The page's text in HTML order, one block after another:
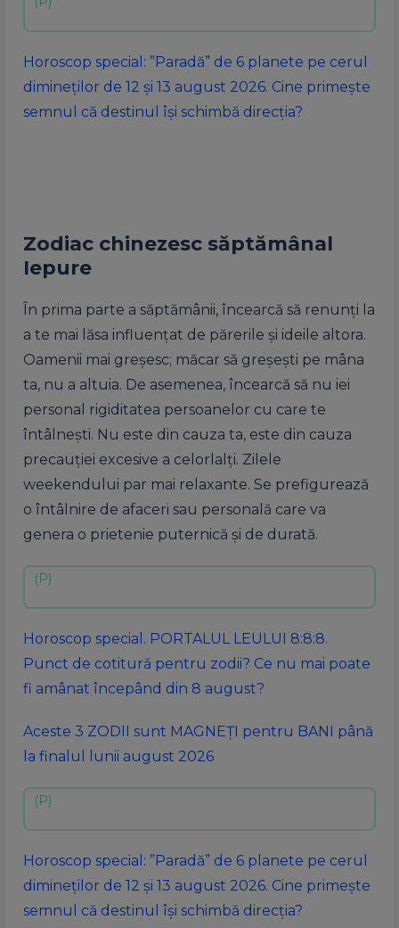
Horoscop special: ”Paradă” de 6 planete pe cerul
dimineților de 12 și 13 august 2026. Cine primește
semnul că destinul își schimbă direcția?
Zodiac chinezesc săptămânal
Iepure
În prima parte a săptămânii, încearcă să renunți la
a te mai lăsa influențat de părerile și ideile altora.
Oamenii mai greșesc; măcar să greșești pe mâna
ta, nu a altuia. De asemenea, încearcă să nu iei
personal rigiditatea persoanelor cu care te
întâlnești. Nu este din cauza ta, este din cauza
precauției excesive a celorlalți. Zilele
weekendului par mai relaxante. Se prefigurează
o întâlnire de afaceri sau personală care va
genera o prietenie puternică și de durată.
Horoscop special. PORTALUL LEULUI 8:8:8.
Punct de cotitură pentru zodii? Ce nu mai poate
fi amânat începând din 8 august?
Aceste 3 ZODII sunt MAGNEȚI pentru BANI până
la finalul lunii august 2026
Horoscop special: ”Paradă” de 6 planete pe cerul
dimineților de 12 și 13 august 2026. Cine primește
semnul că destinul își schimbă direcția?